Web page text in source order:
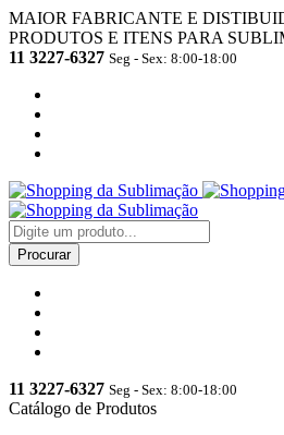
MAIOR FABRICANTE E
PRODUTOS E ITENS PARA
11 3227-6327 Seg - Sex: 8:00-18:00
11 3227-6327 Seg - Sex: 8:00-18:00
Catálogo de Produtos